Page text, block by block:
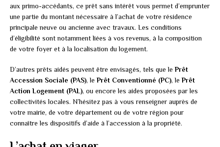
aux primo-accédants, ce prêt sans intérêt vous permet d’emprunter
une partie du montant nécessaire à l’achat de votre résidence
principale neuve ou ancienne avec travaux. Les conditions
d’éligibilité sont notamment liées à vos revenus, à la composition
de votre foyer et à la localisation du logement.
D’autres prêts aidés peuvent être envisagés, tels que lePrêt
Accession Sociale (PAS), lePrêt Conventionné (PC), lePrêt
Action Logement (PAL), ou encore les aides proposées par les
collectivités locales. N’hésitez pas à vous renseigner auprès de
votre mairie, de votre département ou de votre région pour
connaître les dispositifs d’aide à l’accession à la propriété.